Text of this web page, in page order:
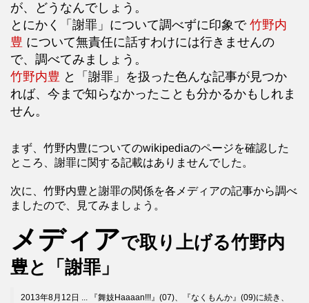
が、どうなんでしょう。
とにかく「謝罪」について調べずに印象で 竹野内
豊 について無責任に話すわけには行きませんの
で、調べてみましょう。
竹野内豊 と「謝罪」を扱った色んな記事が見つか
れば、今まで知らなかったことも分かるかもしれま
せん。
まず、竹野内豊についてのwikipediaのページを確認した
ところ、謝罪に関する記載はありませんでした。
次に、竹野内豊と謝罪の関係を各メディアの記事から調べ
ましたので、見てみましょう。
メディアで取り上げる竹野内
豊と「謝罪」
2013年8月12日 ... 『舞妓Haaaan!!!』(07)、『なくもんか』(09)に続き、